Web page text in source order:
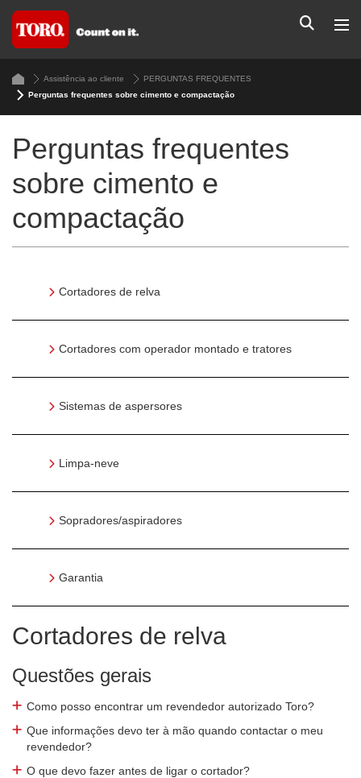
Assistência ao cliente
PERGUNTAS FREQUENTES
Perguntas frequentes sobre cimento e compactação
Perguntas frequentes
sobre cimento e
compactação
Cortadores de relva
Cortadores com operador montado e tratores
Sistemas de aspersores
Limpa-neve
Sopradores/aspiradores
Garantia
Cortadores de relva
Questões gerais
Como posso encontrar um revendedor autorizado Toro?
Que informações devo ter à mão quando contactar o meu
revendedor?
O que devo fazer antes de ligar o cortador?